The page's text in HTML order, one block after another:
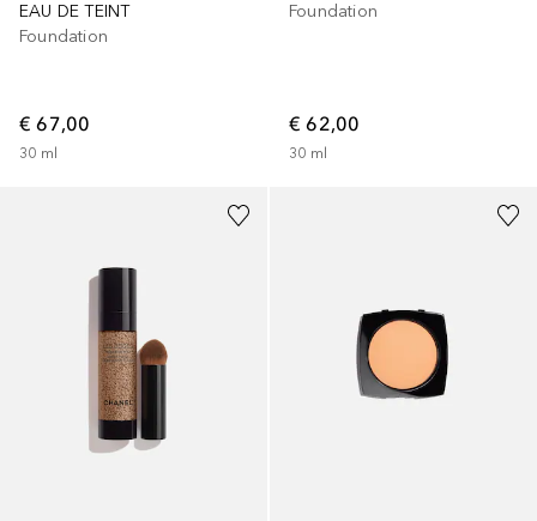
EAU DE TEINT
Foundation
€ 67,00
30 ml
Foundation
€ 62,00
30 ml
+ +